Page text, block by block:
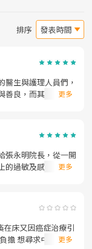
排序
生與護理人員們，
良，而其中本間診
消息的朋友們，因
還有就是院長他在診
大的推薦看到的朋友
尚未開門前就要先
診都坐滿，沒位置
更多
張永明院長，從一開
過敏及感冒和體重
不能碰的食物。
更多
更多